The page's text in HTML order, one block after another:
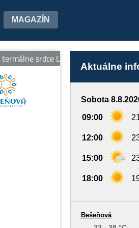
MAGAZÍN
srdce Liptova, otvorené denne
Aktuálne
Sobota
09:00
12:00
15:00
18:00
Bešeňová